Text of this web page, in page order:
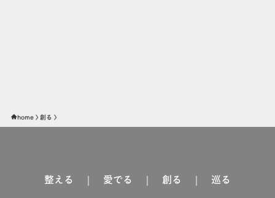
home 創る
整える 愛でる 創る 巡る